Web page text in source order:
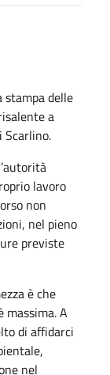
stampa delle
a
Scarlino.
lavoro
non
nel pieno
previste
è che
massima. A
di affidarci
nel